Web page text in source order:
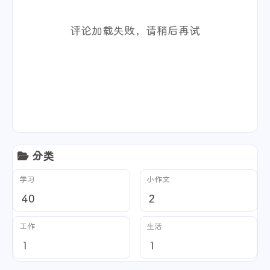
评论加载失败，请稍后再试
分类
学习
40
小作文
2
工作
1
生活
1